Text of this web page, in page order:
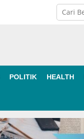
POLITIK HEALTH